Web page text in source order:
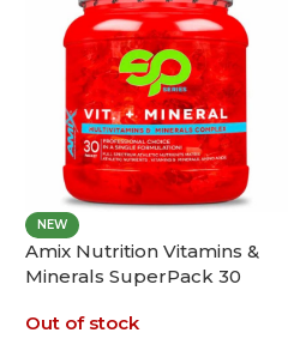
NEW
Amix Nutrition Vitamins &
Minerals SuperPack 30
Out of stock